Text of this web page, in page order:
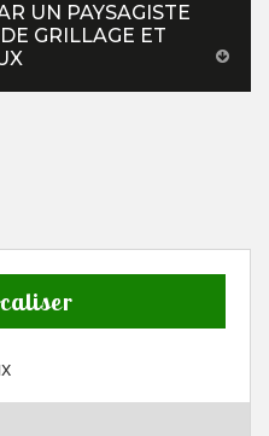
UN PAYSAGISTE
GRILLAGE ET